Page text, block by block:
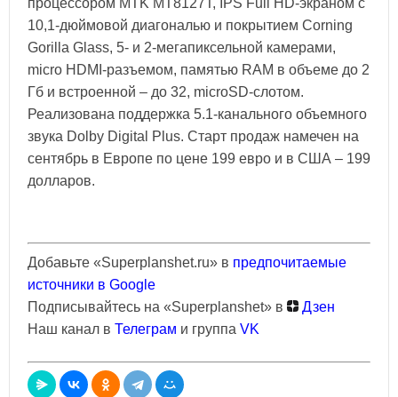
процессором MTK MT8127T, IPS Full HD-экраном с
10,1-дюймовой диагональю и покрытием Corning
Gorilla Glass, 5- и 2-мегапиксельной камерами,
micro HDMI-разъемом, памятью RAM в объеме до 2
Гб и встроенной – до 32, microSD-слотом.
Реализована поддержка 5.1-канального объемного
звука Dolby Digital Plus. Старт продаж намечен на
сентябрь в Европе по цене 199 евро и в США – 199
долларов.
Добавьте «Superplanshet.ru» в предпочитаемые
источники в Google
Подписывайтесь на «Superplanshet» в
Дзен
Наш канал в Телеграм и группа VK